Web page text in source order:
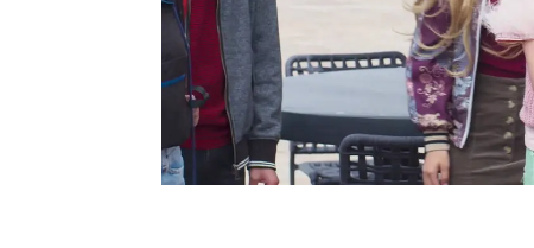
oportunidad al amor.
Julia. "
No apoyo que
quién puede salir